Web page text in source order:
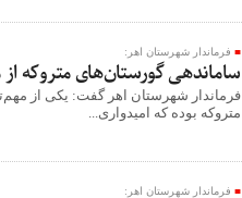
فرماندار شهرستان اهر:
ساماندهی گورستان‌های متروکه
فرماندار شهرستان اهر گفت: یکی از
متروکه بوده که امیدواری...
فرماندار شهرستان اهر: